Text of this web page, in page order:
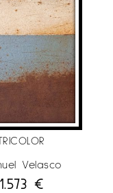
Penedès),
Brocense
Manuel
Velasco
1.573 €